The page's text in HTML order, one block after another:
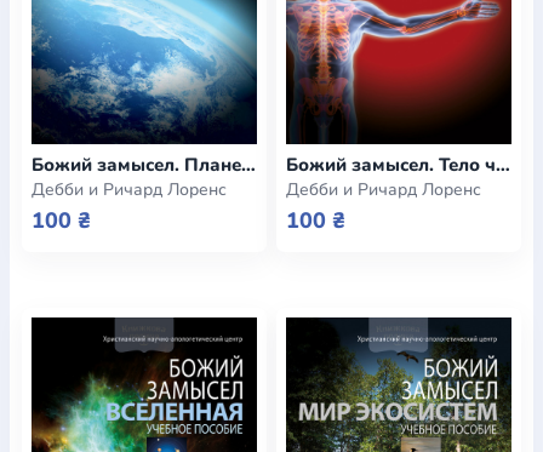
Божий замысел. Планета Земля (e-book)
Дебби и Ричард Лоренс
100 ₴
Божий замысел. Тело человека (e-book)
Дебби и Ричард Лоренс
100 ₴